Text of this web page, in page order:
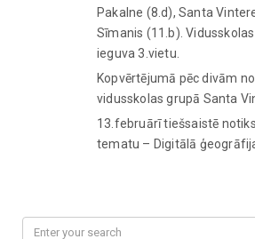
Pakalne (8.d), Santa
Sīmanis (11.b).
ieguva 3.vietu.
Kopvērtējumā pēc divām
vidusskolas grupā Santa
13.februārī tiešsaistē
tematu – Digitālā